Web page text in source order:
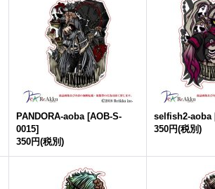
PANDORA-aoba [AOB-S-
0015]
350円(税別)
selfish2-aoba
350円(税別)